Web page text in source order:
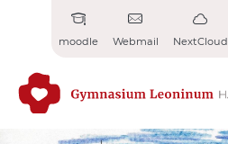
moodle Webmail NextCloud